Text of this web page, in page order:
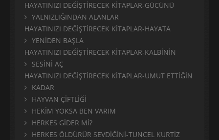
HAYATINIZI DEĞİŞTİRECEK KİTAPLAR-GÜCÜNÜ
YALNIZLIĞINDAN ALANLAR
HAYATINIZI DEĞİŞTİRECEK KİTAPLAR-HAYATA
YENİDEN BAŞLA
HAYATINIZI DEĞİŞTİRECEK KİTAPLAR-KALBİNİN
SESİNİ AÇ
HAYATINIZI DEĞİŞTİRECEK KİTAPLAR-UMUT ETTİĞİN
KADAR
HAYVAN ÇİFTLİĞİ
HEKİM YOKSA BEN VARIM
HERKES GİDER Mİ?
HERKES ÖLDÜRÜR SEVDİĞİNİ-TUNCEL KURTİZ